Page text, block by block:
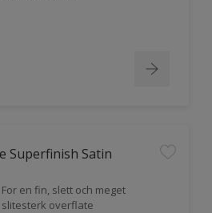
Superfinish Satin
For en fin, slett och meget
slitesterk overflate